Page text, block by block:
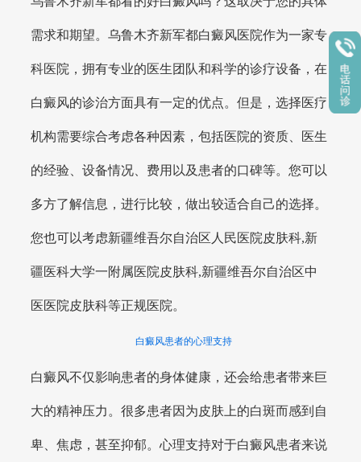
需求和期望。乌鲁木齐新军都白癜风医院作为一家专
科医院，拥有专业的医生团队和科学的诊疗设备，在
白癜风的诊治方面具有一定的优点。但是，选择医疗
机构需要综合考虑各种因素，包括医院的资质、医生
的经验、设备情况、费用以及患者的口碑等。您可以
多方了解信息，进行比较，做出较适合自己的选择。
您也可以考虑新疆维吾尔自治区人民医院皮肤科,新
疆医科大学一附属医院皮肤科,新疆维吾尔自治区中
医医院皮肤科等正规医院。
白癜风患者的心理支持
白癜风不仅影响患者的身体健康，还会给患者带来巨
大的精神压力。很多患者因为皮肤上的白斑而感到自
卑、焦虑，甚至抑郁。心理支持对于白癜风患者来说